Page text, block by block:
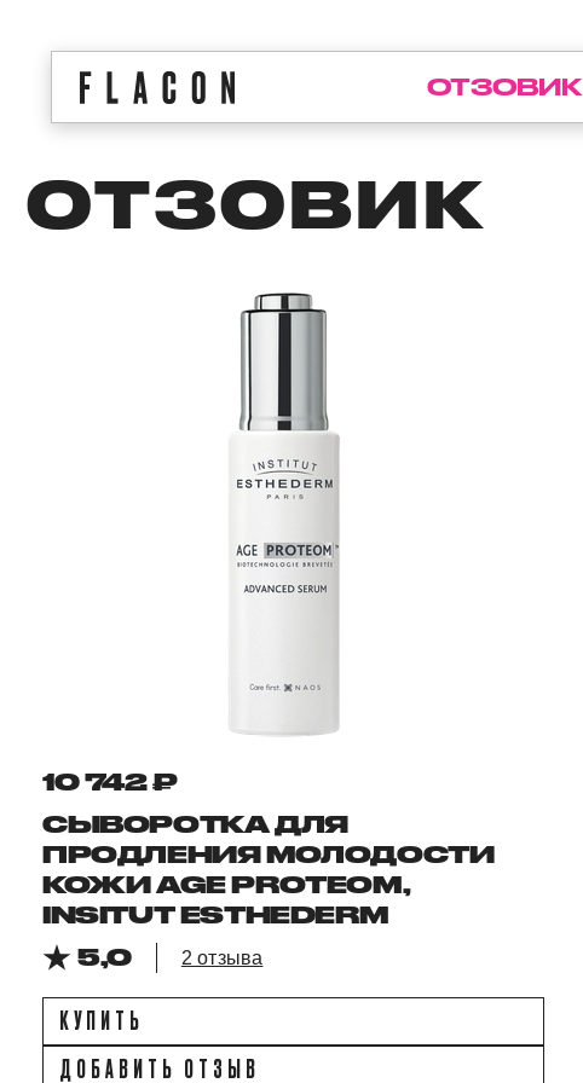
ОТЗОВИК
ОТЗОВИК
10 742 ₽
СЫВОРОТКА ДЛЯ
ПРОДЛЕНИЯ МОЛОДОСТИ
КОЖИ AGE PROTEOM,
INSITUT ESTHEDERM
5,0
2 отзыва
КУПИТЬ
ДОБАВИТЬ ОТЗЫВ